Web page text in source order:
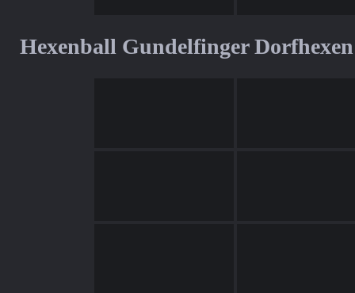
Hexenball Gundelfinger Dorfhexen